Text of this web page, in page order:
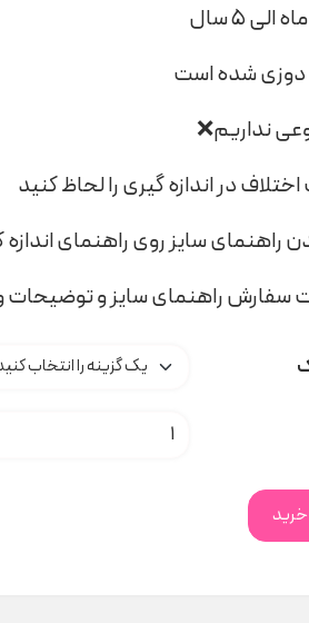
دوزی شده است
نداریم❌
سایز روی راهنمای
سفارش راهنمای سایز و توضیحات
شلوار جین روشن zara کد H000176 عدد